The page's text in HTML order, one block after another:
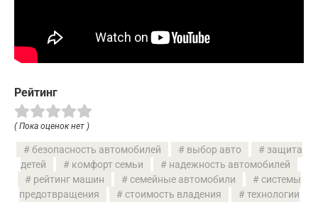
Рейтинг
( Пока оценок нет )
безопасность автомобилей выбор авто
защита
детей
комфорт семьи
надежность автомобилей
рейтинг машин
семейные автомобили
системы
предотвращения
стоимость владения
технологии